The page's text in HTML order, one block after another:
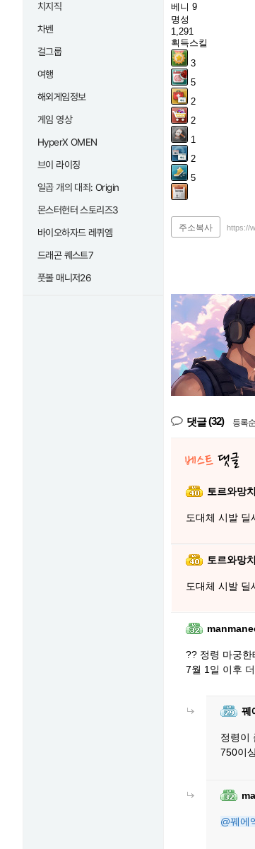
치지직
차벤
걸그룹
여행
해외게임정보
게임 영상
HyperX OMEN
브이 라이징
일곱 개의 대죄: Origin
몬스터헌터 스토리즈3
바이오하자드 레퀴엠
드래곤 퀘스트7
풋볼 매니저26
베니 9
명성
1,291
획득스킬
3
5
2
2
1
2
5
주소복사 https://
댓글(32) 등록순
토르와망치
도대체 시발 딜
토르와망치
도대체 시발 딜
?? 정령 마궁한
7월 1일 이후
꿰
정령이
750이
@꿰에